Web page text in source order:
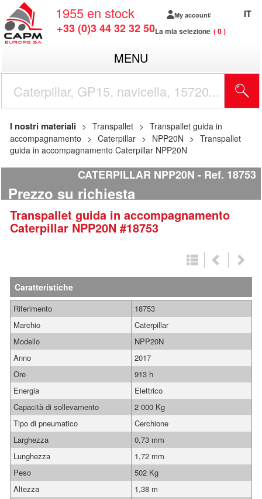
1955 en stock
+33 (0)3 44 32 32 50
My account
La mia selezione 0
IT
MENU
I nostri materiali Transpallet
Transpallet guida in
accompagnamento
Caterpillar NPP20N
Transpallet
guida in accompagnamento Caterpillar NPP20N
CATERPILLAR NPP20N Ref. 18753
Prezzo su richiesta
Transpallet guida in accompagnamento
Caterpillar NPP20N #18753
Caratteristiche
Riferimento
18753
Marchio
Caterpillar
Modello
NPP20N
Anno
2017
Ore
913 h
Energia
Elettrico
Capacità di sollevamento
2 000 Kg
Tipo di pneumatico
Cerchione
Larghezza
0,73 mm
Lunghezza
1,72 mm
Peso
502 Kg
Altezza
1,38 m